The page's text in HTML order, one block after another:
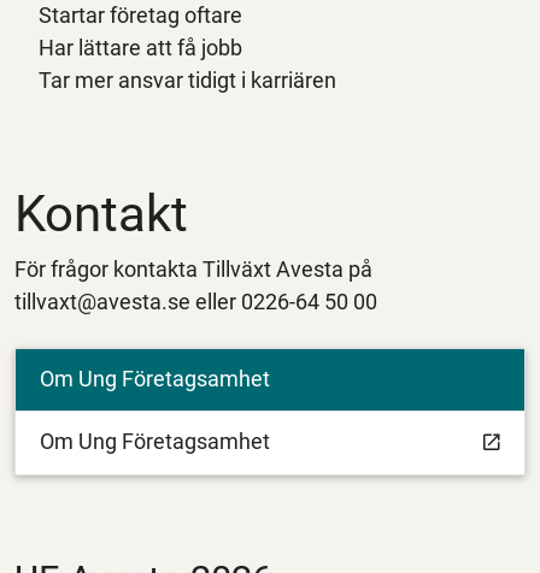
Startar företag oftare
Har lättare att få jobb
Tar mer ansvar tidigt i karriären
Kontakt
För frågor kontakta Tillväxt Avesta på
tillvaxt@avesta.se eller 0226-64 50 00
Om Ung Företagsamhet
Om Ung Företagsamhet